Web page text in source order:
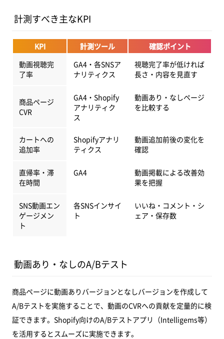
計測すべき主なKPI
KPI 計測ツール
確認ポイント
動画視聴完
了率
GA4・各SNSア
ナリティクス
視聴完了率が低ければ
長さ・内容を見直す
商品ページ
CVR
GA4・Shopify
アナリティク
ス
動画あり・なしページ
を比較する
カートへの
追加率
Shopifyアナリ
ティクス
動画追加前後の変化を
確認
直帰率・滞
在時間
GA4
動画掲載による改善効
果を把握
SNS動画エン
ゲージメン
ト
各SNSインサイ
ト
いいね・コメント・シ
ェア・保存数
動画あり・なしのA/Bテスト
商品ページに動画ありバージョンとなしバージョンを作成して
A/Bテストを実施することで、動画のCVRへの貢献を定量的に検
証できます。Shopify向けのA/Bテストアプリ（Intelligems等）
を活用するとスムーズに実施できます。